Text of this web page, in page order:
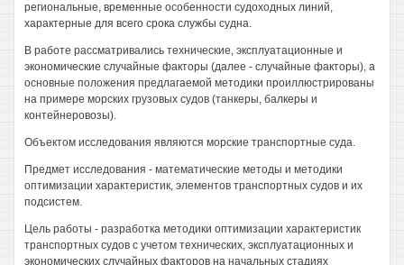
региональные, временные особенности судоходных линий,
характерные для всего срока службы судна.
В работе рассматривались технические, эксплуатационные и
экономические случайные факторы (далее - случайные факторы), а
основные положения предлагаемой методики проиллюстрированы
на примере морских грузовых судов (танкеры, балкеры и
контейнеровозы).
Объектом исследования являются морские транспортные суда.
Предмет исследования - математические методы и методики
оптимизации характеристик, элементов транспортных судов и их
подсистем.
Цель работы - разработка методики оптимизации характеристик
транспортных судов с учетом технических, эксплуатационных и
экономических случайных факторов на начальных стадиях